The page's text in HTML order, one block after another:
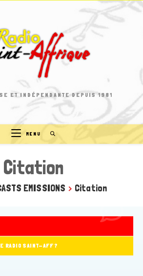
ET INDÉPENDANTE DEPUIS 1981
MENU
Citation
EMISSIONS > Citation
RADIO SAINT-AFF ?